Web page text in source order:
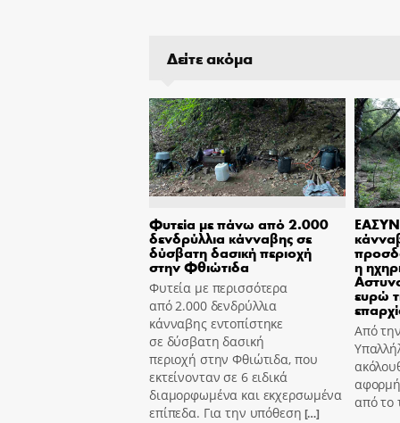
Δείτε ακόμα
Φυτεία με πάνω από 2.000
δενδρύλλια κάνναβης σε
δύσβατη δασική περιοχή
στην Φθιώτιδα
Φυτεία με περισσότερα
από 2.000 δενδρύλλια
κάνναβης εντοπίστηκε
σε δύσβατη δασική
περιοχή στην Φθιώτιδα, που
εκτείνονταν σε 6 ειδικά
διαμορφωμένα και εκχερσωμένα
επίπεδα. Για την υπόθεση […]
η
ευρώ
Από
από το